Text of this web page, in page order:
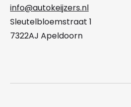
info@autokeijzers.nl
Sleutelbloemstraat 1
7322AJ Apeldoorn